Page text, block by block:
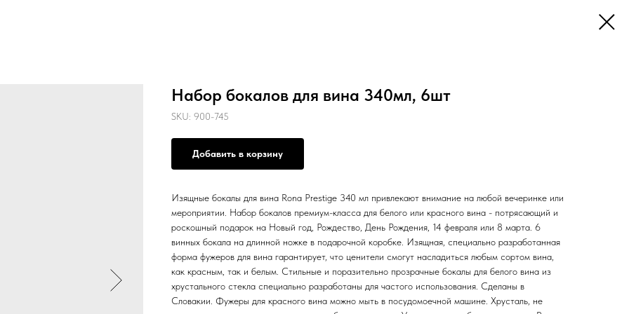
Набор бокалов для вина 340мл, 6шт
SKU: 900-745
Добавить в корзину
Изящные бокалы для вина Rona Prestige 340 мл привлекают внимание на любой вечеринке или
мероприятии. Набор бокалов премиум-класса для белого или красного вина - потрясающий и
роскошный подарок на Новый год, Рождество, День Рождения, 14 февраля или 8 марта. 6
винных бокала на длинной ножке в подарочной коробке. Изящная, специально разработанная
форма фужеров для вина гарантирует, что ценители смогут насладиться любым сортом вина,
как красным, так и белым. Стильные и поразительно прозрачные бокалы для белого вина из
хрустального стекла специально разработаны для частого использования. Сделаны в
Словакии. Фужеры для красного вина можно мыть в посудомоечной машине. Хрусталь, не